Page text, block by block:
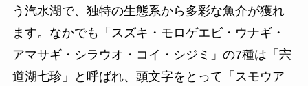
う汽水湖で、独特の生態系から多彩な魚介が獲れ
ます。なかでも「スズキ・モロゲエビ・ウナギ・
アマサギ・シラウオ・コイ・シジミ」の7種は「宍
道湖七珍」と呼ばれ、頭文字をとって「スモウア